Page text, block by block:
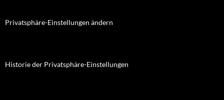
Privatsphäre-Einstellungen ändern
Historie der Privatsphäre-Einstellungen